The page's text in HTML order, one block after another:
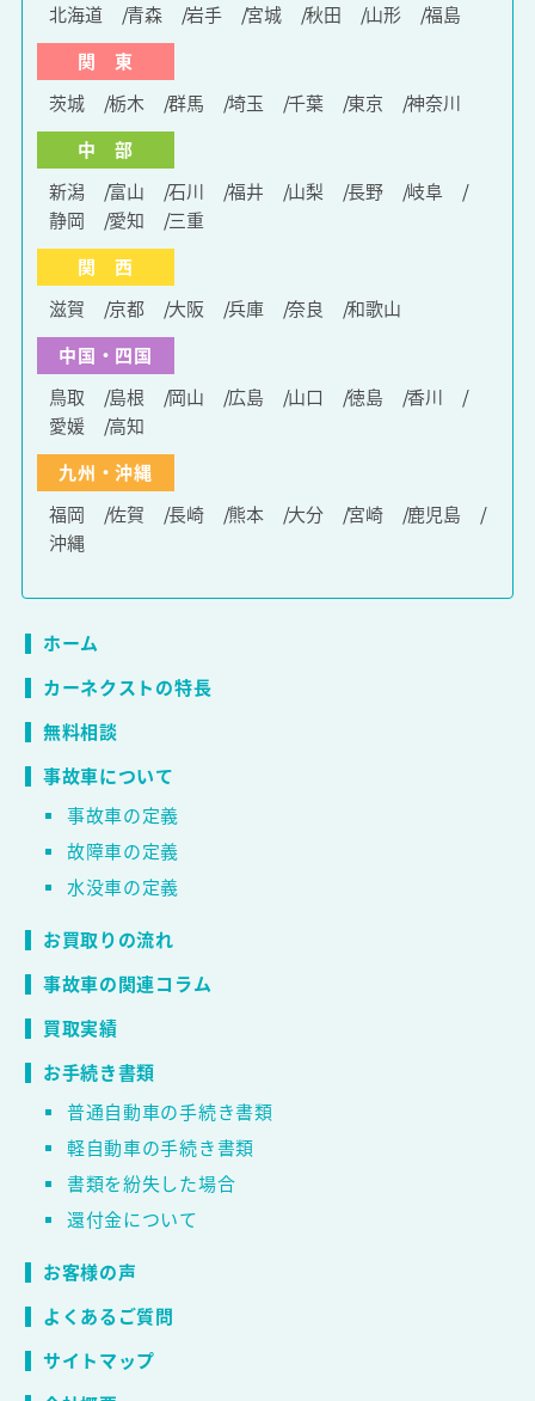
北海道
青森 岩手 宮城 秋田 山形
福島
関 東
茨城
栃木 群馬 埼玉 千葉 東京
神奈川
中 部
新潟
富山 石川 福井 山梨 長野
岐阜
静岡
愛知
三重
関 西
滋賀
京都 大阪 兵庫 奈良
和歌山
中国・四国
鳥取
島根 岡山 広島 山口 徳島
香川
愛媛
高知
九州・沖縄
福岡
佐賀 長崎 熊本 大分 宮崎
鹿児島
沖縄
ホーム
カーネクストの特長
無料相談
事故車について
事故車の定義
故障車の定義
水没車の定義
お買取りの流れ
事故車の関連コラム
買取実績
お手続き書類
普通自動車の手続き書類
軽自動車の手続き書類
書類を紛失した場合
還付金について
お客様の声
よくあるご質問
サイトマップ